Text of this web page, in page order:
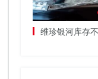
维珍银河库存